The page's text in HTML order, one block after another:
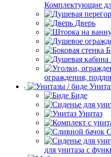
Комплектующие
Дверь
ограждения,
Биде
Унитаз
для унитаза с